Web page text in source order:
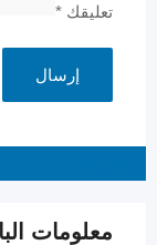
تعليقك *
معلومات